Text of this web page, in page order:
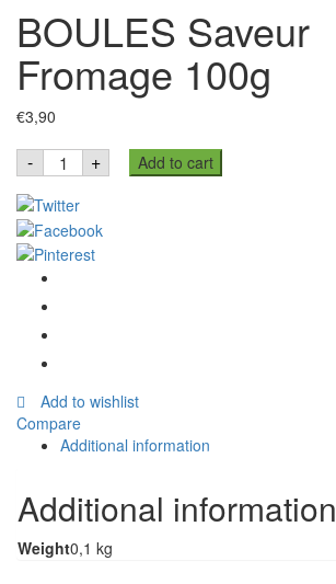
BOULES Saveur
Fromage 100g
€3,90
- BOULES
Saveur
100g
quantity
+ Add to cart
Add to wishlist
Compare
Additional information
Additional information
Weight0,1 kg